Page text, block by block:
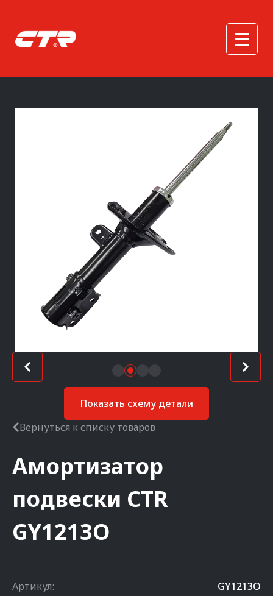
Показать схему детали
Вернуться к списку товаров
Амортизатор
подвески CTR
GY1213O
Артикул:
GY1213O